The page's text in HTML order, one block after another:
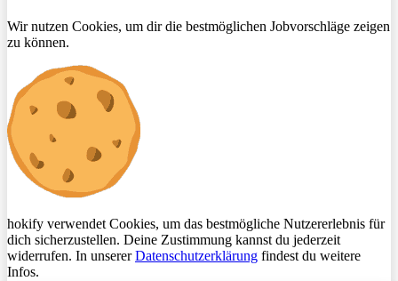
Wir nutzen Cookies, um dir die bestmöglichen Jobvorschläge zeigen
zu können.
hokify verwendet Cookies, um das bestmögliche Nutzererlebnis für
dich sicherzustellen. Deine Zustimmung kannst du jederzeit
widerrufen. In unsererDatenschutzerklärung findest du weitere
Infos.